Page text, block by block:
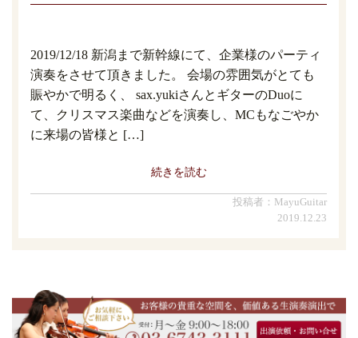
2019/12/18 新潟まで新幹線にて、企業様のパーティ
演奏をさせて頂きました。 会場の雰囲気がとても
賑やかで明るく、 sax.yukiさんとギターのDuoに
て、クリスマス楽曲などを演奏し、MCもなごやか
に来場の皆様と […]
続きを読む
投稿者：MayuGuitar
2019.12.23